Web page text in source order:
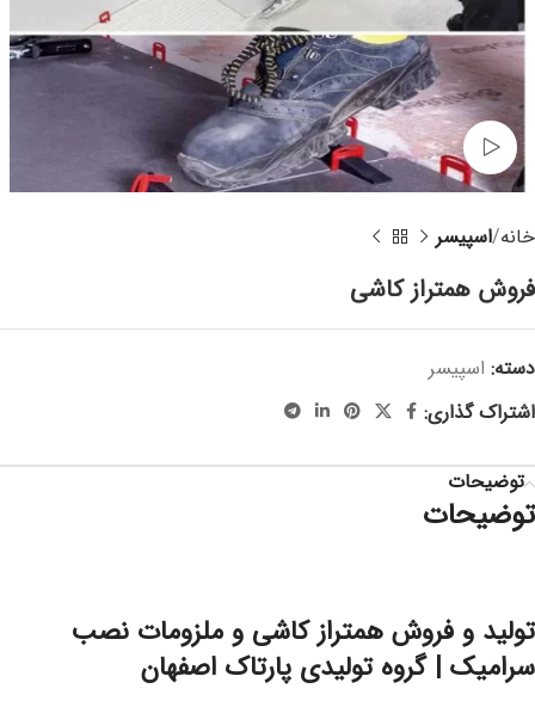
مشاهده ویدئو
خانه اسپیسر
فروش همتراز کاشی
دسته: اسپیسر
اشتراک گذاری:
توضیحات
توضیحات
تولید و فروش همتراز کاشی و ملزومات نصب
سرامیک | گروه تولیدی پارتاک اصفهان